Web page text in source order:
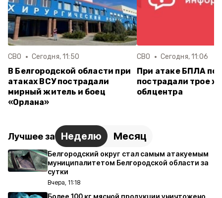
СВО Сегодня, 11:50
В Белгородской области при
атаках ВСУ пострадали
мирный житель и боец
«Орлана»
СВО Сегодня, 11:06
При атаке БПЛА по
пострадали трое
облцентра
Лучшее за Неделю Месяц
Белгородский округ стал самым атакуемым
муниципалитетом Белгородской области за
сутки
Вчера, 11:18
Более 100 кг мясной продукции уничтожено